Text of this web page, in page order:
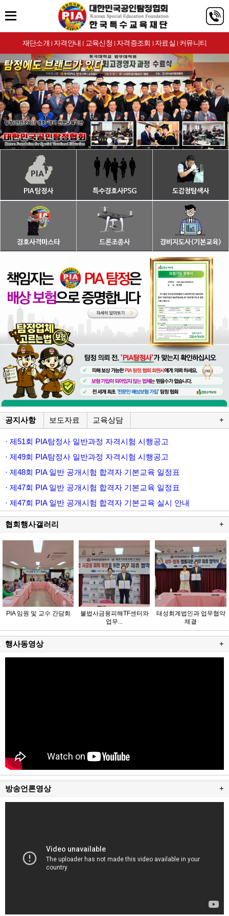
재단소개 | 자격안내 | 교육신청 | 자격증조회 | 자료실 | 커뮤니티
공지사항 보도자료 교육상담 +
· 제51회 PIA탐정사 일반과정 자격시험 시행공고
· 제49회 PIA탐정사 일반과정 자격시험 시행공고
· 제48회 PIA 일반 공개시험 합격자 기본교육 일정표
· 제47회 PIA 일반 공개시험 합격자 기본교육 일정표
· 제47회 PIA 일반 공개시험 합격자 기본교육 실시 안내
협회행사갤러리 +
PIA 임원 및 교수 간담회
불법사금융피해TF센터와
업무...
태성회계법인과 업무협약
체결
행사동영상 +
방송언론영상 +